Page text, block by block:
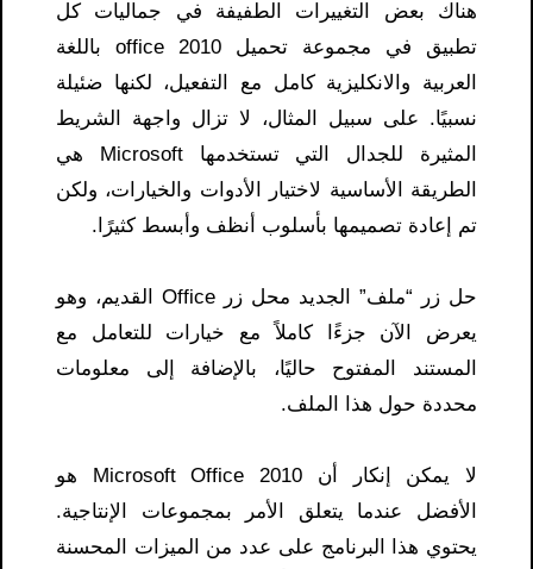
هناك بعض التغييرات الطفيفة في جماليات كل
تطبيق في مجموعة تحميل office 2010 باللغة
العربية والانكليزية كامل مع التفعيل، لكنها ضئيلة
نسبيًا. على سبيل المثال، لا تزال واجهة الشريط
المثيرة للجدال التي تستخدمها Microsoft هي
الطريقة الأساسية لاختيار الأدوات والخيارات، ولكن
تم إعادة تصميمها بأسلوب أنظف وأبسط كثيرًا.
حل زر “ملف” الجديد محل زر Office القديم، وهو
يعرض الآن جزءًا كاملاً مع خيارات للتعامل مع
المستند المفتوح حاليًا، بالإضافة إلى معلومات
محددة حول هذا الملف.
لا يمكن إنكار أن Microsoft Office 2010 هو
الأفضل عندما يتعلق الأمر بمجموعات الإنتاجية.
يحتوي هذا البرنامج على عدد من الميزات المحسنة